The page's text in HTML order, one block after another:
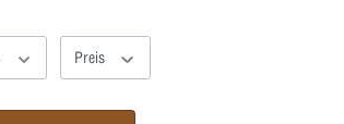
Preis